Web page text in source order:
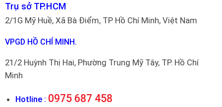
Trụ sở TP.HCM
2/1G Mỹ Huề, Xã Bà Điểm, TP Hồ Chí Minh, Việt Nam
VPGD HỒ CHÍ MINH.
21/2 Huỳnh Thị Hai, Phường Trung Mỹ Tây, TP. Hồ Chí
Minh
Hotline : 0975 687 458